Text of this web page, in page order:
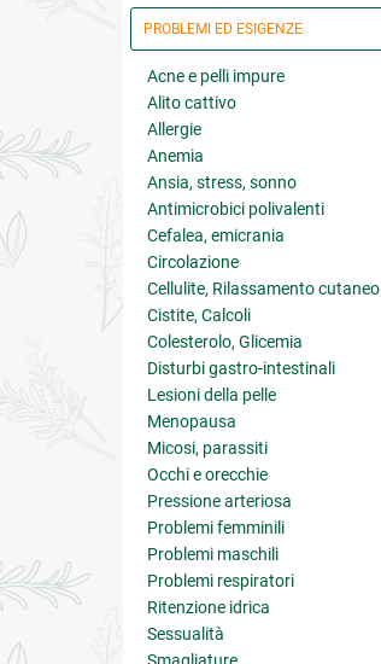
PROBLEMI ED ESIGENZE
Acne e pelli impure
Alito cattivo
Allergie
Anemia
Ansia, stress, sonno
Antimicrobici polivalenti
Cefalea, emicrania
Circolazione
Cellulite, Rilassamento cutaneo
Cistite, Calcoli
Colesterolo, Glicemia
Disturbi gastro-intestinali
Lesioni della pelle
Menopausa
Micosi, parassiti
Occhi e orecchie
Pressione arteriosa
Problemi femminili
Problemi maschili
Problemi respiratori
Ritenzione idrica
Sessualità